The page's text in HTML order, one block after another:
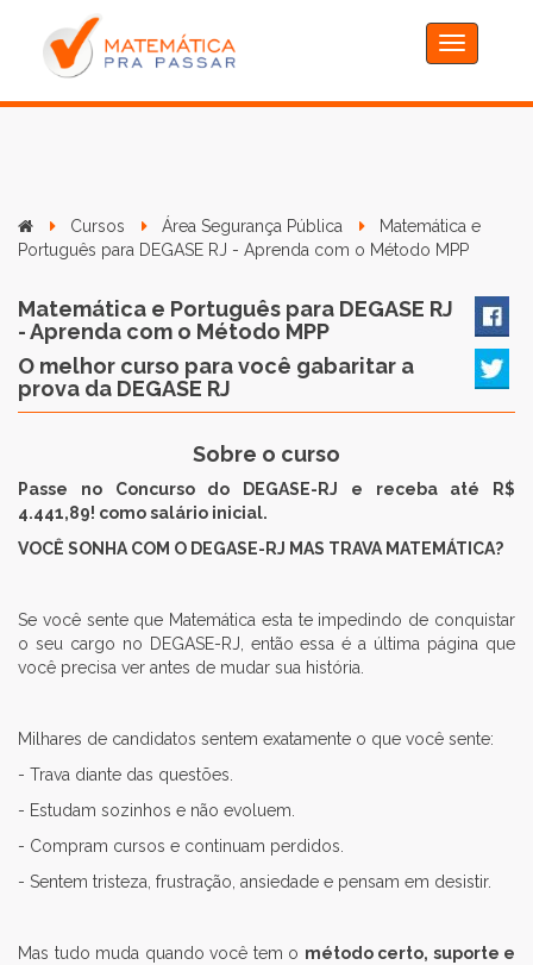
Toggle
navigation
Cursos Área Segurança Pública
Matemática e
Português para DEGASE RJ - Aprenda com o Método MPP
Matemática e Português para DEGASE RJ
- Aprenda com o Método MPP
O melhor curso para você gabaritar a
prova da DEGASE RJ
Sobre o curso
Passe no Concurso do DEGASE-RJ e receba até R$
4.441,89!​ como salário inicial.
VOCÊ SONHA COM O DEGASE-RJ MAS TRAVA MATEMÁTICA?
Se você sente que Matemática esta te impedindo de conquistar
o seu cargo no DEGASE-RJ, então essa é a última página que
você precisa ver antes de mudar sua história.
Milhares de candidatos sentem exatamente o que você sente:
- Trava diante das questões.
- Estudam sozinhos e não evoluem.
- Compram cursos e continuam perdidos.
- Sentem tristeza, frustração, ansiedade e pensam em desistir.
Mas tudo muda quando você tem o método certo, suporte e